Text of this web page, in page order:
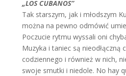
„LOS CUBANOS”
Tak starszym, jak i młodszym
można na pewno odmówić
Poczucie rytmu wyssali oni
Muzyka i taniec są nieodłączną
codziennego i również w nich,
swoje smutki i niedole. No hay